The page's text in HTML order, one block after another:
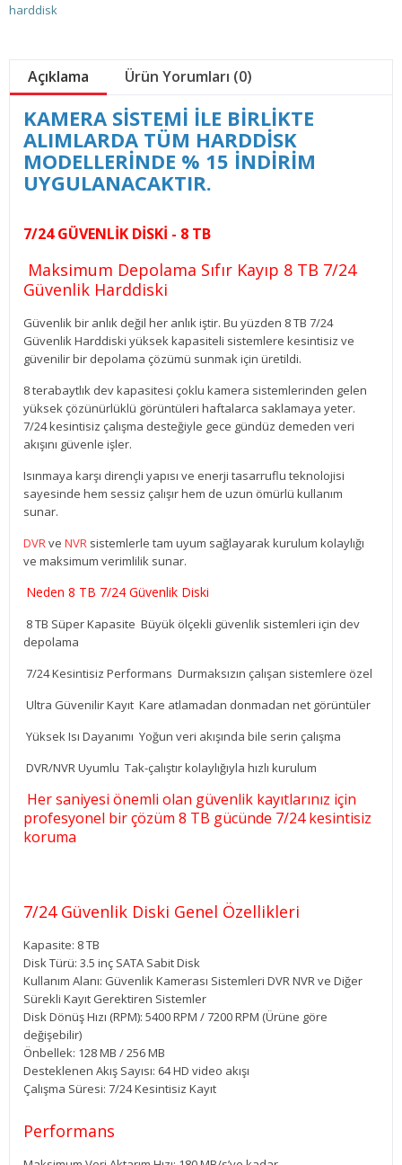
harddisk
Açıklama Ürün Yorumları (0)
KAMERA SİSTEMİ İLE BİRLİKTE
ALIMLARDA TÜM HARDDİSK
MODELLERİNDE % 15 İNDİRİM
UYGULANACAKTIR.
7/24 GÜVENLİK DİSKİ - 8 TB
Maksimum Depolama Sıfır Kayıp 8 TB 7/24
Güvenlik Harddiski
Güvenlik bir anlık değil her anlık iştir. Bu yüzden 8 TB 7/24
Güvenlik Harddiski yüksek kapasiteli sistemlere kesintisiz ve
güvenilir bir depolama çözümü sunmak için üretildi.
8 terabaytlık dev kapasitesi çoklu kamera sistemlerinden gelen
yüksek çözünürlüklü görüntüleri haftalarca saklamaya yeter.
7/24 kesintisiz çalışma desteğiyle gece gündüz demeden veri
akışını güvenle işler.
Isınmaya karşı dirençli yapısı ve enerji tasarruflu teknolojisi
sayesinde hem sessiz çalışır hem de uzun ömürlü kullanım
sunar.
DVR ve NVR sistemlerle tam uyum sağlayarak kurulum kolaylığı
ve maksimum verimlilik sunar.
Neden 8 TB 7/24 Güvenlik Diski
8 TB Süper Kapasite Büyük ölçekli güvenlik sistemleri için dev
depolama
7/24 Kesintisiz Performans Durmaksızın çalışan sistemlere özel
Ultra Güvenilir Kayıt Kare atlamadan donmadan net görüntüler
Yüksek Isı Dayanımı Yoğun veri akışında bile serin çalışma
DVR/NVR Uyumlu Tak-çalıştır kolaylığıyla hızlı kurulum
Her saniyesi önemli olan güvenlik kayıtlarınız için
profesyonel bir çözüm 8 TB gücünde 7/24 kesintisiz
koruma
7/24 Güvenlik Diski Genel Özellikleri
Kapasite: 8 TB
Disk Türü: 3.5 inç SATA Sabit Disk
Kullanım Alanı: Güvenlik Kamerası Sistemleri DVR NVR ve Diğer
Sürekli Kayıt Gerektiren Sistemler
Disk Dönüş Hızı (RPM): 5400 RPM / 7200 RPM (Ürüne göre
değişebilir)
Önbellek: 128 MB / 256 MB
Desteklenen Akış Sayısı: 64 HD video akışı
Çalışma Süresi: 7/24 Kesintisiz Kayıt
Performans